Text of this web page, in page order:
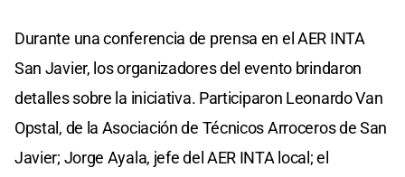
Durante una conferencia de prensa en el AER INTA
San Javier, los organizadores del evento brindaron
detalles sobre la iniciativa. Participaron Leonardo Van
Opstal, de la Asociación de Técnicos Arroceros de San
Javier; Jorge Ayala, jefe del AER INTA local; el